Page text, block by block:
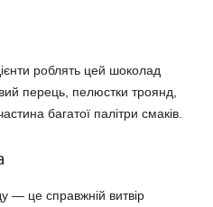
роблять цей шоколад
перець, пелюстки троянд,
багатої палітри смаків.
— це справжній витвір